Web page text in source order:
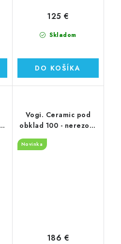
Skladom
125 €
DO KOŠÍKA
Vogi. Ceramic pod
obklad 100 - nerezový
sprchový žľab 100 cm
(RD100set.W)
Novinka
186 €